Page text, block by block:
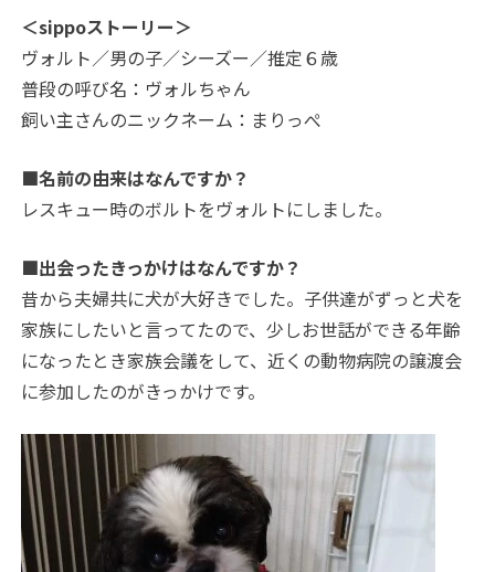
＜sippoストーリー＞
ヴォルト／男の子／シーズー／推定６歳
普段の呼び名：ヴォルちゃん
飼い主さんのニックネーム：まりっぺ
■名前の由来はなんですか？
レスキュー時のボルトをヴォルトにしました。
■出会ったきっかけはなんですか？
昔から夫婦共に犬が大好きでした。子供達がずっと犬を
家族にしたいと言ってたので、少しお世話ができる年齢
になったとき家族会議をして、近くの動物病院の譲渡会
に参加したのがきっかけです。